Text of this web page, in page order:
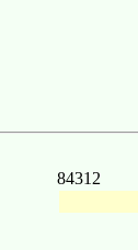
84312